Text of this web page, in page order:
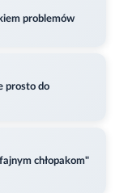
problemów
prosto do
chłopakom"